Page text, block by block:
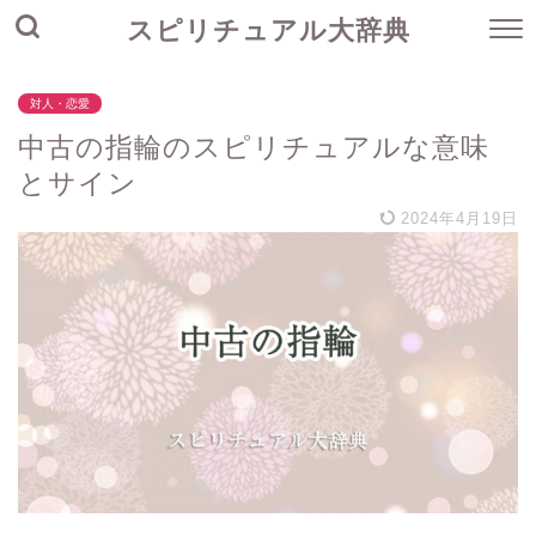
スピリチュアル大辞典
対人・恋愛
中古の指輪のスピリチュアルな意味
とサイン
2024年4月19日